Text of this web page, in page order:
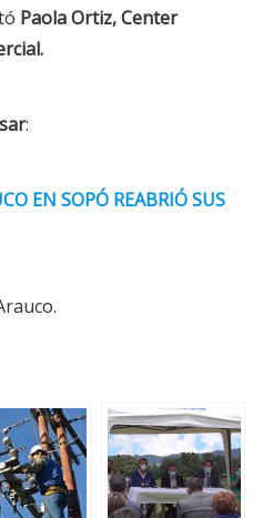
Paola Ortiz, Center
:
EN SOPÓ REABRIÓ SUS